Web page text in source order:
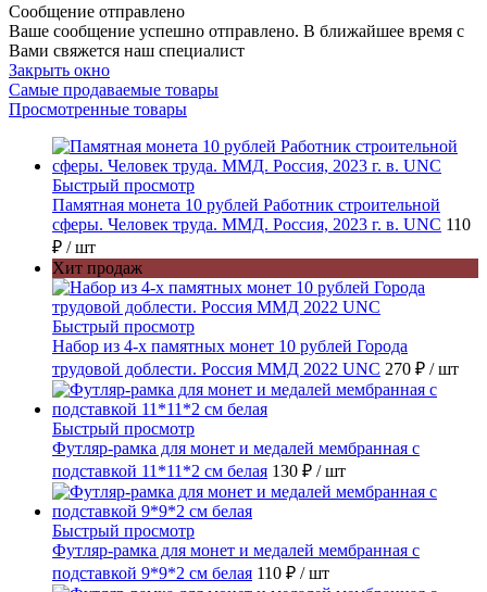
Сообщение отправлено
Ваше сообщение успешно отправлено. В ближайшее время с
Вами свяжется наш специалист
Закрыть окно
Самые продаваемые товары
Просмотренные товары
Быстрый просмотр
Памятная монета 10 рублей Работник строительной
сферы. Человек труда. ММД. Россия, 2023 г. в. UNC 110
₽ / шт
Хит продаж
Быстрый просмотр
Набор из 4-х памятных монет 10 рублей Города
трудовой доблести. Россия ММД 2022 UNC 270 ₽ / шт
Быстрый просмотр
Футляр-рамка для монет и медалей мембранная с
подставкой 11*11*2 см белая 130 ₽ / шт
Быстрый просмотр
Футляр-рамка для монет и медалей мембранная с
подставкой 9*9*2 см белая 110 ₽ / шт